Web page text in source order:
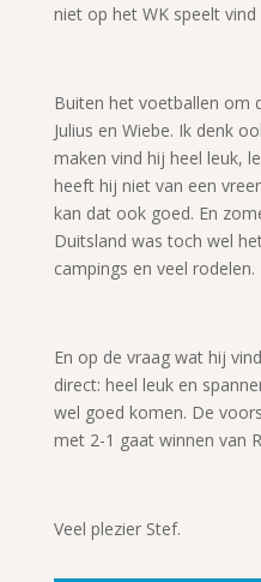
niet op het WK speelt
Buiten het voetballen om
Julius en Wiebe. Ik denk
maken vind hij heel leuk,
heeft hij niet van een
kan dat ook goed. En
Duitsland was toch wel
campings en veel rodelen.
En op de vraag wat hij
direct: heel leuk en
wel goed komen. De
met 2-1 gaat winnen van
Veel plezier Stef.